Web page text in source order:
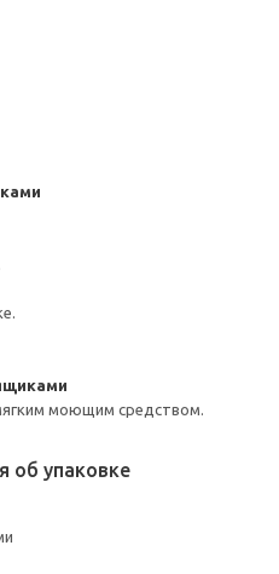
моющим средством.
об упаковке